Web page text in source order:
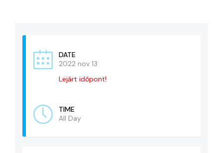
ADATVÉDELEM
DATE
2022 nov 13
Lejárt időpont!
TIME
All Day